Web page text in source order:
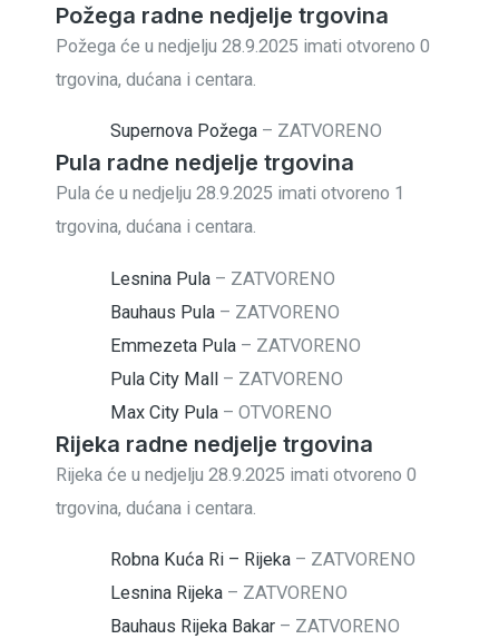
Požega radne nedjelje trgovina
Požega će u nedjelju 28.9.2025 imati otvoreno 0
trgovina, dućana i centara.
Supernova Požega – ZATVORENO
Pula radne nedjelje trgovina
Pula će u nedjelju 28.9.2025 imati otvoreno 1
trgovina, dućana i centara.
Lesnina Pula – ZATVORENO
Bauhaus Pula – ZATVORENO
Emmezeta Pula – ZATVORENO
Pula City Mall – ZATVORENO
Max City Pula –OTVORENO
Rijeka radne nedjelje trgovina
Rijeka će u nedjelju 28.9.2025 imati otvoreno 0
trgovina, dućana i centara.
Robna Kuća Ri – Rijeka – ZATVORENO
Lesnina Rijeka – ZATVORENO
Bauhaus Rijeka Bakar – ZATVORENO